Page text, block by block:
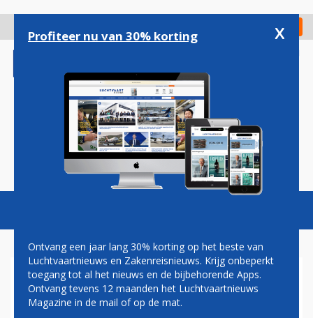
gaan
Check in
Magazine Podcasts Vacatures
QATAR AIRWAYS
Profiteer nu van 30% korting x
Ontvang een jaar lang 30% korting op het beste van
Luchtvaartnieuws en Zakenreisnieuws. Krijg onbeperkt
toegang tot al het nieuws en de bijbehorende Apps.
Ontvang tevens 12 maanden het Luchtvaartnieuws
Magazine in de mail of op de mat.